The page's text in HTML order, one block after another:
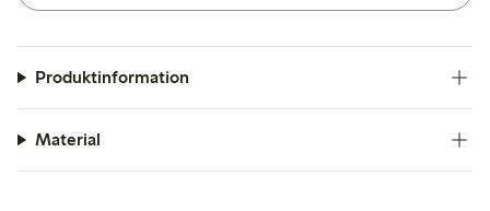
Produktinformation
Material